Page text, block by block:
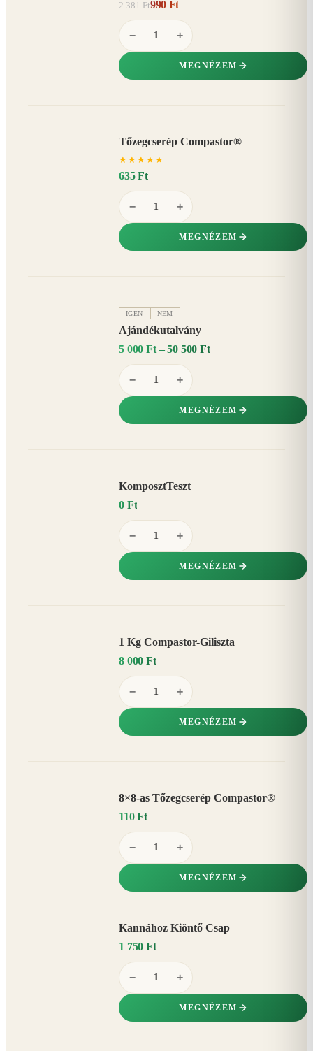
2 381 Ft990 Ft
− +
MEGNÉZEM
Tőzegcserép Compastor®
★ ★ ★ ★ ★
635 Ft
− +
MEGNÉZEM
IGEN NEM
Ajándékutalvány
5 000 Ft – 50 500 Ft
− +
MEGNÉZEM
KomposztTeszt
0 Ft
− +
MEGNÉZEM
1 Kg Compastor-Giliszta
8 000 Ft
− +
MEGNÉZEM
8×8-as Tőzegcserép Compastor®
110 Ft
− +
MEGNÉZEM
Kannához Kiöntő Csap
1 750 Ft
− +
MEGNÉZEM